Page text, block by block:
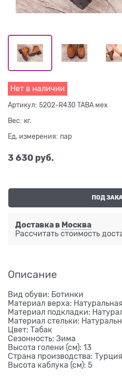
Нет в наличии
Артикул: 5202-R430 TABA мех
Вес: кг.
Ед. измерения: пар
3 630 руб.
ПОД
Доставка в Москва
Рассчитать стоимость
Описание
Вид обуви: Ботинки
Материал верха:
Материал подкладки:
Материал стельки:
Цвет: Табак
Сезонность: Зима
Высота голени (см): 13
Страна производства: Турция
Высота каблука (см): 5